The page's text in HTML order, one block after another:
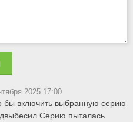
2025 17:00
бы включить выбранную серию
пыталась